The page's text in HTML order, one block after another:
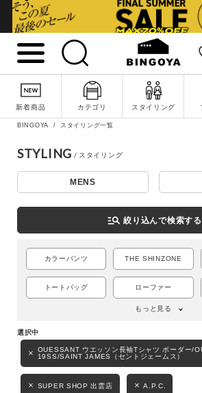
新着商品 カテゴリ スタイリング
詳細検索
性別
MENS LADIES
カテゴリ
BINGOYA スタイリング一覧
STYLING
MENS
manage_search 絞り込んで検索する
カラーパンツ THE SHINZONE
トートバッグ ローファー
もっと見る
OUESSANT ウエッソン長袖Tシャツ ボーダー/
19SS/SAINT JAMES（セントジェームス）
SUPER SHOP 出雲店 A.P.C.